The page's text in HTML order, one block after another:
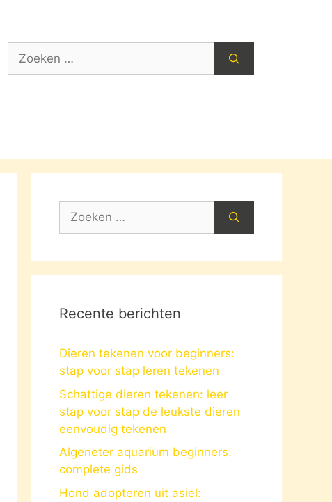
Zoek
Zoek
Recente berichten
Dieren tekenen voor beginners:
stap voor stap leren tekenen
Schattige dieren tekenen: leer
stap voor stap de leukste dieren
eenvoudig tekenen
Algeneter aquarium beginners:
complete gids
Hond adopteren uit asiel: